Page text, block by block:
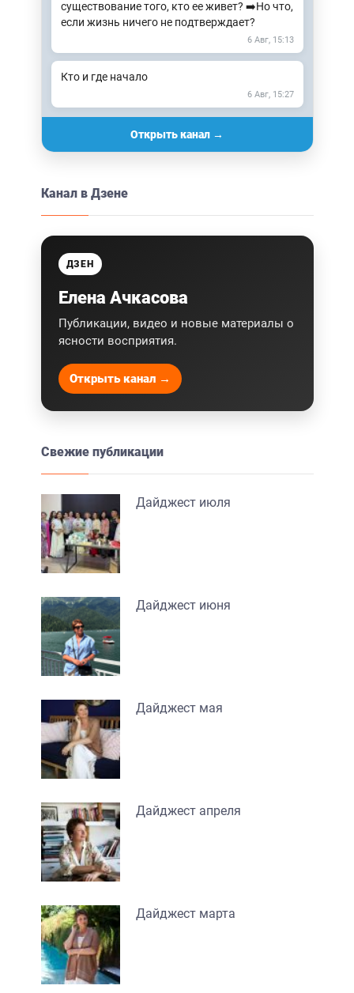
существование того, кто ее живет? ➡️Но что,
если жизнь ничего не подтверждает?
6 Авг, 15:13
Кто и где начало
6 Авг, 15:27
Открыть канал →
Канал в Дзене
ДЗЕН
Елена Ачкасова
Публикации, видео и новые материалы о
ясности восприятия.
Открыть канал →
Свежие публикации
Дайджест июля
Дайджест июня
Дайджест мая
Дайджест апреля
Дайджест марта